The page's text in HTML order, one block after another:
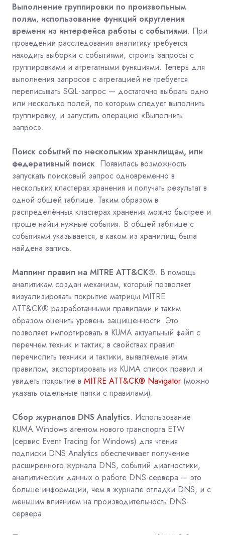
Выполнение группировки по произвольным
полям, использование функций округления
времени из интерфейса работы с событиями. При
проведении расследования аналитику требуется
находить выборки с событиями, строить запросы с
группировками и агрегатными функциями. Теперь для
выполнения запросов с агрегацией не требуется
переписывать SQL-запрос — достаточно выбрать одно
или несколько полей, по которым следует выполнить
группировку, и запустить операцию «Выполнить
запрос».
Поиск событий по нескольким хранилищам, или
федеративный поиск. Появилась возможность
запускать поисковый запрос одновременно в
нескольких кластерах хранения и получать результат в
одной общей таблице. Таким образом в
распределённых кластерах хранения можно быстрее и
проще найти нужные события. В общей таблице с
событиями указывается, в каком из хранилищ была
найдена запись.
Маппинг правил на MITRE ATT&CK®. В помощь
аналитикам создан механизм, который позволяет
визуализировать покрытие матрицы MITRE
ATT&CK® разработанными правилами и таким
образом оценить уровень защищённости. Это
позволяет импортировать в KUMA актуальный файл с
перечнем техник и тактик; в свойствах правил
перечислить техники и тактики, выявляемые этим
правилом; экспортировать из KUMA список правил и
увидеть покрытие в MITRE ATT&CK® Navigator (можно
указать отдельные папки с правилами).
Сбор журналов DNS Analytics. Использование
KUMA Windows агентом нового транспорта ETW
(сервис Event Tracing for Windows) для чтения
подписки DNS Analytics обеспечивает получение
расширенного журнала DNS, событий диагностики,
аналитических данных о работе DNS-сервера — это
больше информации, чем в журнале отладки DNS, и с
меньшим влиянием на производительность DNS-
сервера.